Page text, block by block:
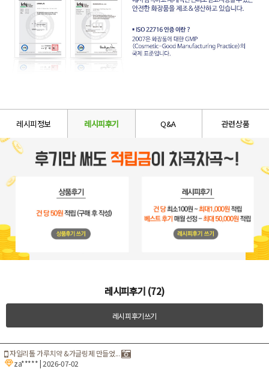
레시피정보 레시피후기 Q&A 관련상품
레시피후기 (72)
레시피후기쓰기
자일리톨 가루치약 &가글링제 만들었...
za*****| 2026-07-02